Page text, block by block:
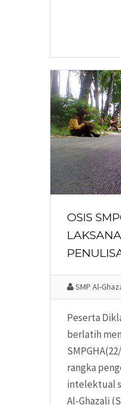
OSIS
SMP Al-
Peserta
berlatih
rangka
intelektual
Al-Ghazali